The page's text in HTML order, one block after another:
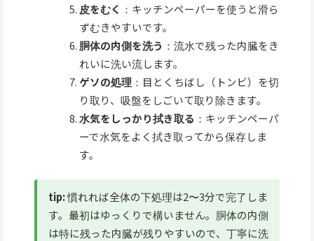
皮をむく ：キッチンペーパーを使うと滑ら
ずむきやすいです。
胴体の内側を洗う ：流水で残った内臓をき
れいに洗い流します。
ゲソの処理 ：目とくちばし（トンビ）を切
り取り、吸盤をしごいて取り除きます。
水気をしっかり拭き取る ：キッチンペーパ
ーで水気をよく拭き取ってから保存しま
す。
tip:慣れれば全体の下処理は2〜3分で完了しま
す。最初はゆっくりで構いません。胴体の内側
は特に残った内臓が残りやすいので、丁寧に洗